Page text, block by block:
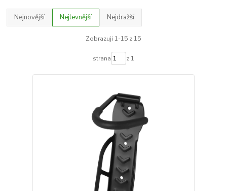
Nejnovější Nejlevnější Nejdražší
Zobrazuji 1-15 z 15
strana z 1